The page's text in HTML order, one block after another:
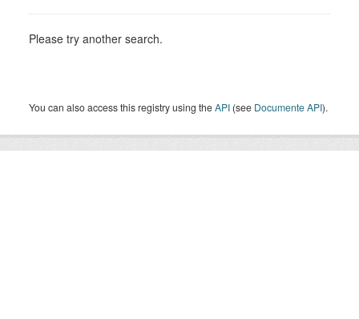
Please try another search.
You can also access this registry using theAPI (see Documente API).